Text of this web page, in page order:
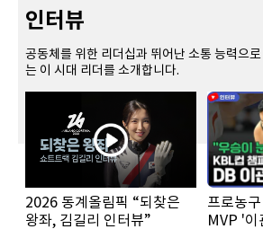
인터뷰
공동체를 위한 리더십과 뛰어난 소통 능력으
는 이 시대 리더를 소개합니다.
2026 동계올림픽 “되찾은
왕좌, 김길리 인터뷰”
프로농
MVP '이